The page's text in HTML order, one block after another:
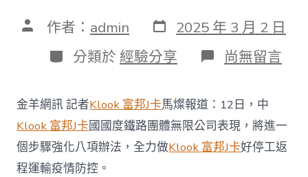
文 作者： admin 發
表
日
期
2025 年 3 月 2 日
分
類
分類於 經驗分享 在
〈國
客
路
信
譽
卡
尚無留言
金羊網訊 記者Klook 富邦J卡馬燦報道：12日，中
Klook 富邦J卡國國度鐵路團體無限公司表現，將進一
個步驟強化八項辦法，全力做Klook 富邦J卡好停工返
程運輸疫情防控。